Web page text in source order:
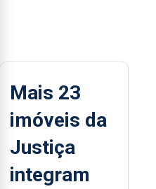
Mais 23
imóveis da
Justiça
integram